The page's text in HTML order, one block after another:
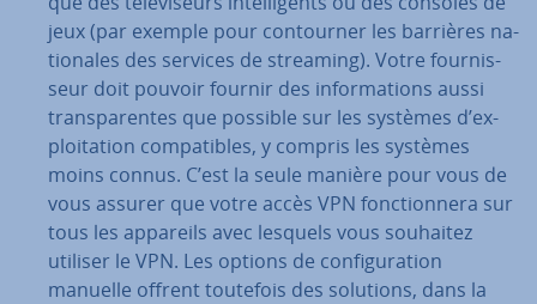
jeux (par exemple pour con­tour­ner les barrières na­
tio­nales des services de streaming). Votre four­nis­
seur doit pouvoir fournir des in­for­ma­tions aussi
trans­pa­rentes que possible sur les systèmes d’ex­
ploi­ta­tion com­pa­tibles, y compris les systèmes
moins connus. C’est la seule manière pour vous de
vous assurer que votre accès VPN fonc­tion­nera sur
tous les appareils avec lesquels vous souhaitez
utiliser le VPN. Les options de con­fi­gu­ra­tion
manuelle offrent toutefois des solutions, dans la